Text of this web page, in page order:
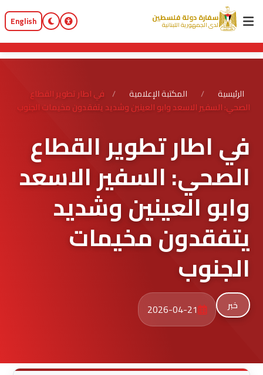
سفارة دولة فلسطين
لدى الجمهورية اللبنانية English
الرئيسية / المكتبة الإعلامية / في اطار تطوير القطاع
الصحي: السفير الاسعد وابو العينين وشديد يتفقدون مخيمات الجنوب
في اطار تطوير القطاع
الصحي: السفير الاسعد
وابو العينين وشديد
يتفقدون مخيمات
الجنوب
خبر 2026-04-21